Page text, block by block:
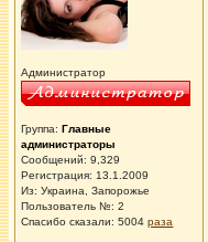
Администратор
Группа:Главные
администраторы
Сообщений: 9,329
Регистрация: 13.1.2009
Из: Украина, Запорожье
Пользователь №: 2
Спасибо сказали:5004 раза